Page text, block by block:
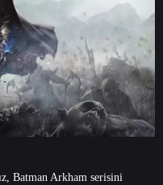
Batman Arkham serisini